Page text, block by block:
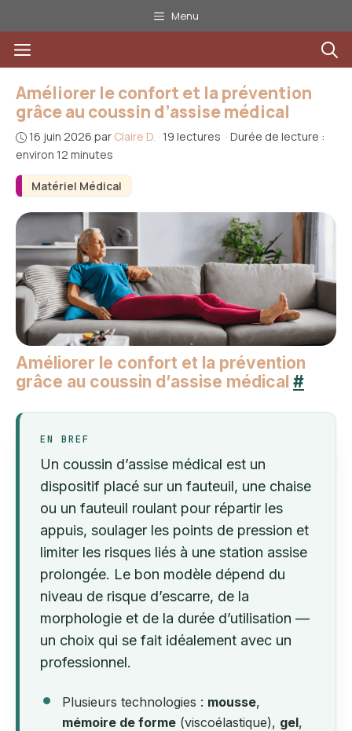
au
contenu
Menu
Menu
Matériel Médical
Améliorer le confort et la prévention
grâce au coussin d’assise médical
16 juin 2026 par Claire D. · 19 lectures · Durée de lecture :
environ 12 minutes
Améliorer le confort et la prévention
grâce au coussin d’assise médical #
EN BREF
Un coussin d’assise médical est un
dispositif placé sur un fauteuil, une chaise
ou un fauteuil roulant pour répartir les
appuis, soulager les points de pression et
limiter les risques liés à une station assise
prolongée. Le bon modèle dépend du
niveau de risque d’escarre, de la
morphologie et de la durée d’utilisation —
un choix qui se fait idéalement avec un
professionnel.
Plusieurs technologies : mousse,
mémoire de forme (viscoélastique), gel,